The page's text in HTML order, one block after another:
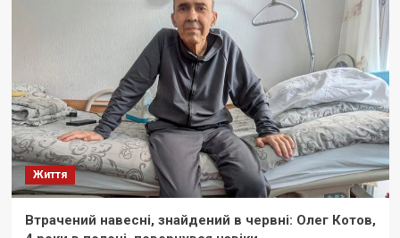
Життя
Втрачений навесні, знайдений в червні: Олег Котов,